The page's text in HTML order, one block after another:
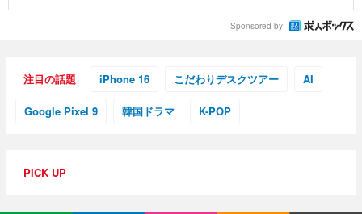
Sponsored by
注目の話題 iPhone 16 こだわりデスクツアー AI
Google Pixel 9 韓国ドラマ K-POP
PICK UP